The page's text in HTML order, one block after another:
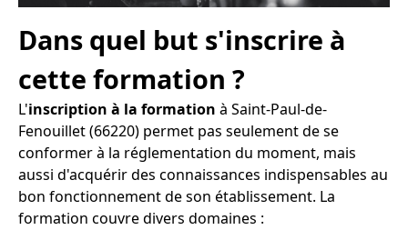
Dans quel but s'inscrire à
cette formation ?
L'inscription à la formation à Saint-Paul-de-
Fenouillet (66220) permet pas seulement de se
conformer à la réglementation du moment, mais
aussi d'acquérir des connaissances indispensables au
bon fonctionnement de son établissement. La
formation couvre divers domaines :